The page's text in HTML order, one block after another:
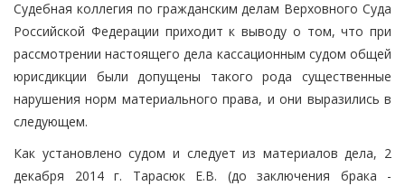
Судебная коллегия по гражданским делам Верховного Суда
Российской Федерации приходит к выводу о том, что при
рассмотрении настоящего дела кассационным судом общей
юрисдикции были допущены такого рода существенные
нарушения норм материального права, и они выразились в
следующем.
Как установлено судом и следует из материалов дела, 2
декабря 2014 г. Тарасюк Е.В. (до заключения брака -